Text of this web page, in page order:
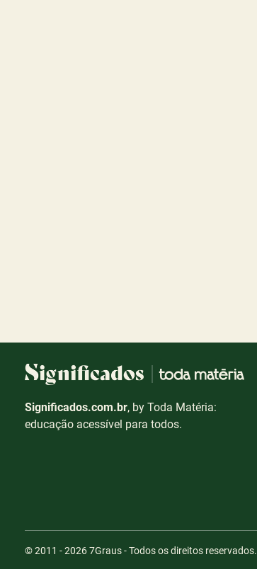
Significados.com.br, by Toda Matéria:
educação acessível para todos.
© 2011 - 20267Graus- Todos os direitos reservados.